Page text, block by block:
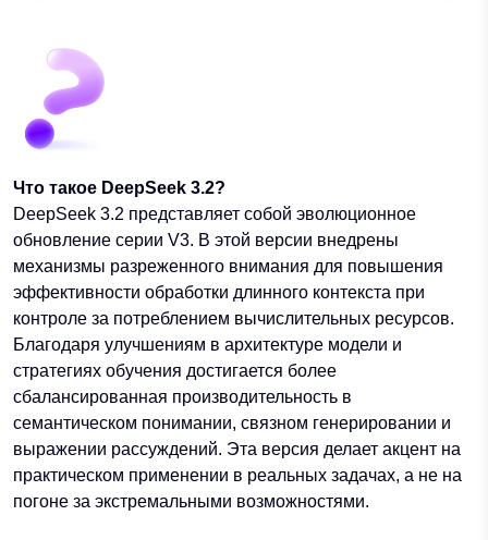
Что такое DeepSeek 3.2?
DeepSeek 3.2 представляет собой эволюционное
обновление серии V3. В этой версии внедрены
механизмы разреженного внимания для повышения
эффективности обработки длинного контекста при
контроле за потреблением вычислительных ресурсов.
Благодаря улучшениям в архитектуре модели и
стратегиях обучения достигается более
сбалансированная производительность в
семантическом понимании, связном генерировании и
выражении рассуждений. Эта версия делает акцент на
практическом применении в реальных задачах, а не на
погоне за экстремальными возможностями.